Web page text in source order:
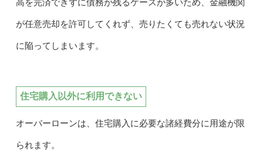
高を完済できずに債務が残るケースが多いため、金融機関
が任意売却を許可してくれず、売りたくても売れない状況
に陥ってしまいます。
住宅購入以外に利用できない
オーバーローンは、住宅購入に必要な諸経費分に用途が限
られます。